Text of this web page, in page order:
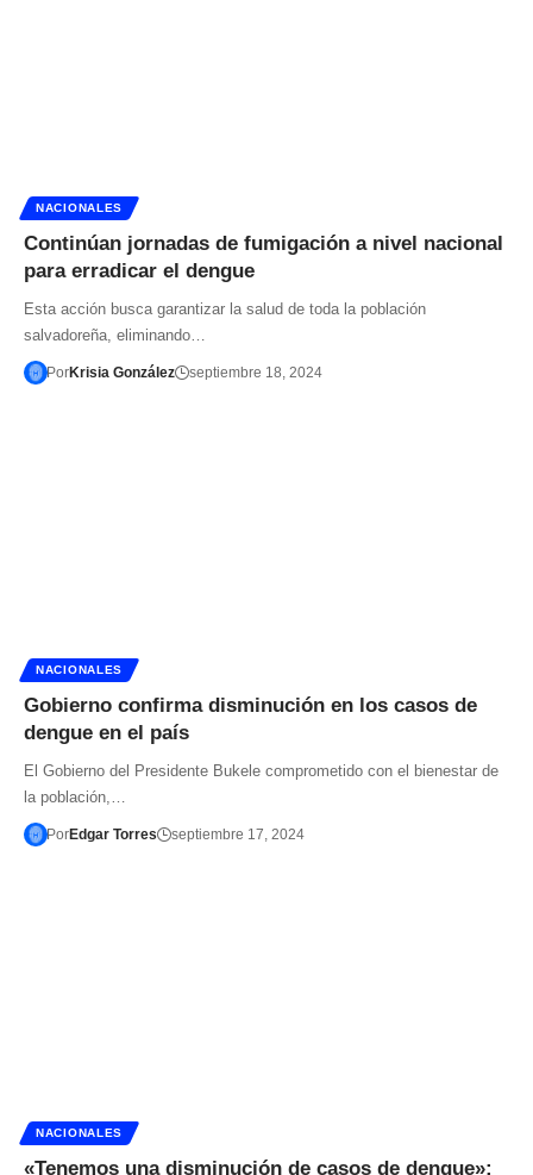
NACIONALES
Continúan jornadas de fumigación a nivel nacional
para erradicar el dengue
Esta acción busca garantizar la salud de toda la población
salvadoreña, eliminando…
PorKrisia González septiembre 18, 2024
NACIONALES
Gobierno confirma disminución en los casos de
dengue en el país
El Gobierno del Presidente Bukele comprometido con el bienestar de
la población,…
PorEdgar Torres septiembre 17, 2024
NACIONALES
«Tenemos una disminución de casos de dengue»: